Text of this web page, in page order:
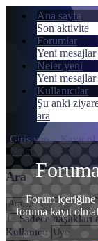
Ana sayfa
Son aktivite
Forumlar
Yeni mesajlar
Neler yeni
Yeni mesajlar
Kullanıcılar
Şu anki
ara
Giriş yap
Kayıt ol
Neler yeni
Ara
Ara
Sadece başlıkları
Kullanıcı:
Menü
Giriş yap
Kayıt ol
Forum içeriğine
foruma kayıt